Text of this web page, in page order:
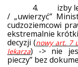
4. izby
/ „uwierzyć”
cudzoziemcowi
ekstremalnie
decyzji (nowy art. 7
lekarza) -> nie
pieczy” bez